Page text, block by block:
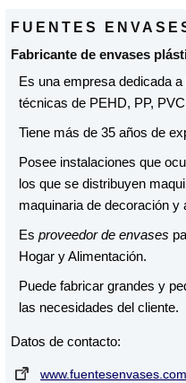
FUENTES
Fabricante de envases
Es una empresa dedicada a
técnicas de PEHD, PP,
Tiene más de 35 años de
Posee instalaciones que
los que se distribuyen
maquinaria de decoración y
Es proveedor de envases
Hogar y Alimentación.
Puede fabricar grandes y
las necesidades del cliente.
Datos de contacto:
www.fuentesenvases.com